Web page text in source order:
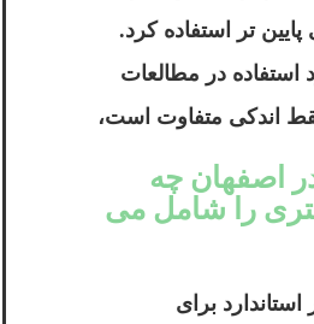
پایین تر استفاده کرد.
استفاده در مطالعات
اندکی متفاوت است،
اصفهان چه
را شامل می
برای